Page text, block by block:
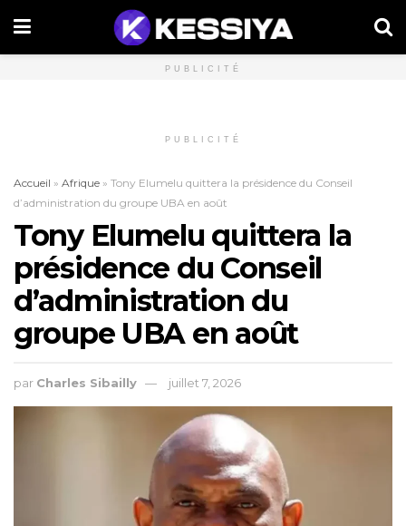
PUBLICITÉ
PUBLICITÉ
Accueil » Afrique » Tony Elumelu quittera la présidence du Conseil
d’administration du groupe UBA en août
Tony Elumelu quittera la
présidence du Conseil
d’administration du
groupe UBA en août
par Charles Sibailly juillet 7, 2026